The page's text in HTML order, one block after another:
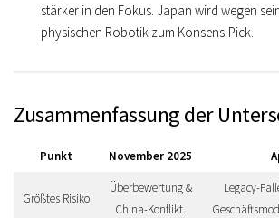
stärker in den Fokus. Japan wird wegen
physischen Robotik zum Konsens-Pick.
Zusammenfassung der
Punkt November 2025
Größtes Risiko
Überbewertung &
China-Konflikt.
Legacy-